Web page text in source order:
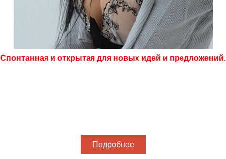
Спонтанная и открытая для новых идей и предложений.
Подробнее